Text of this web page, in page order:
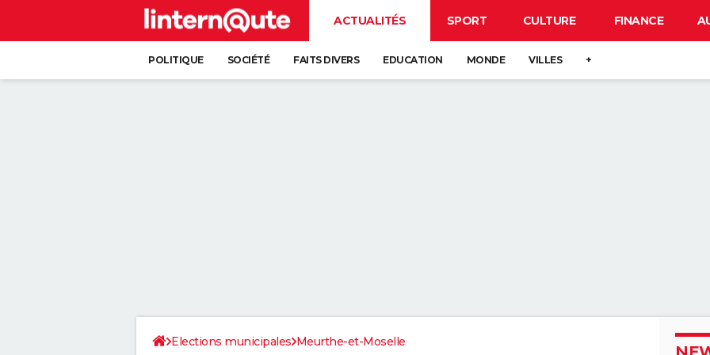
ACTUALITÉS SPORT CULTURE FINANCE
POLITIQUE SOCIÉTÉ FAITS DIVERS EDUCATION MONDE VILLES +
Elections municipales Meurthe-et-Moselle